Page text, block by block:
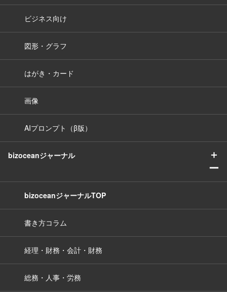
ビジネス向け
図形・グラフ
はがき・カード
画像
AIプロンプト（β版）
bizoceanジャーナル
＋
ー
bizoceanジャーナルTOP
書き方コラム
経理・財務・会計・財務
総務・人事・労務